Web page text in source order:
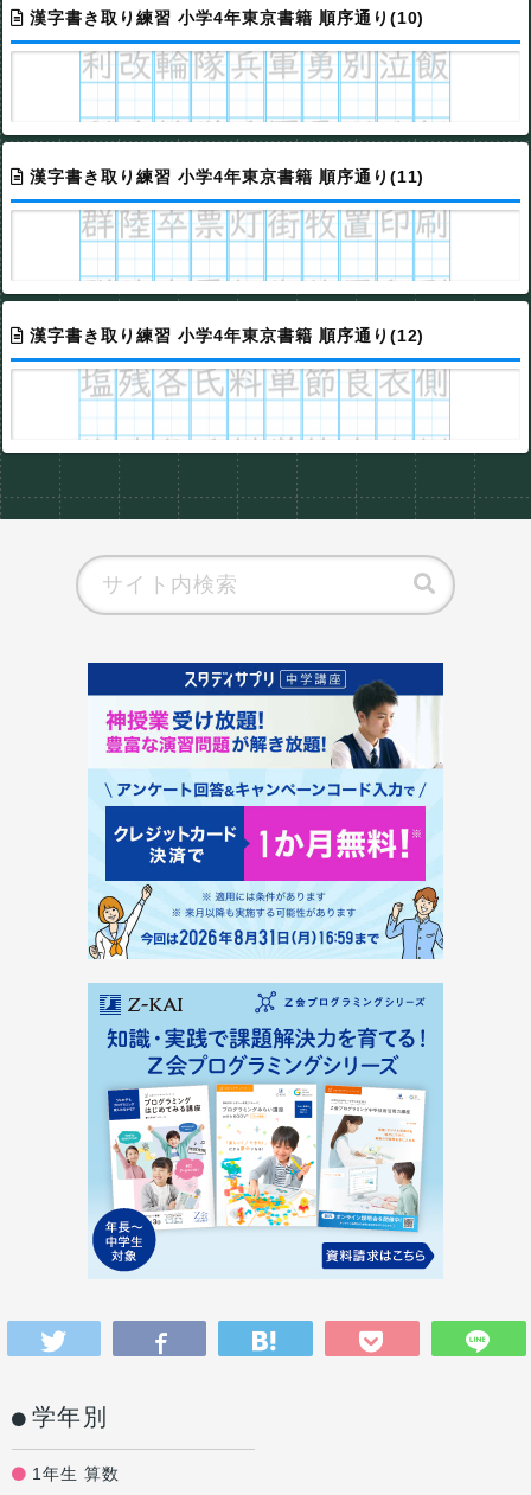
漢字書き取り練習 小学4年東京書籍 順序通り(10)
漢字書き取り練習 小学4年東京書籍 順序通り(11)
漢字書き取り練習 小学4年東京書籍 順序通り(12)
学年別
1年生 算数